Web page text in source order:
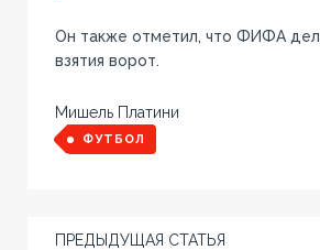
Он также отметил, что ФИФА
взятия ворот.
Мишель Платини
ФУТБОЛ
ПРЕДЫДУЩАЯ СТАТЬЯ